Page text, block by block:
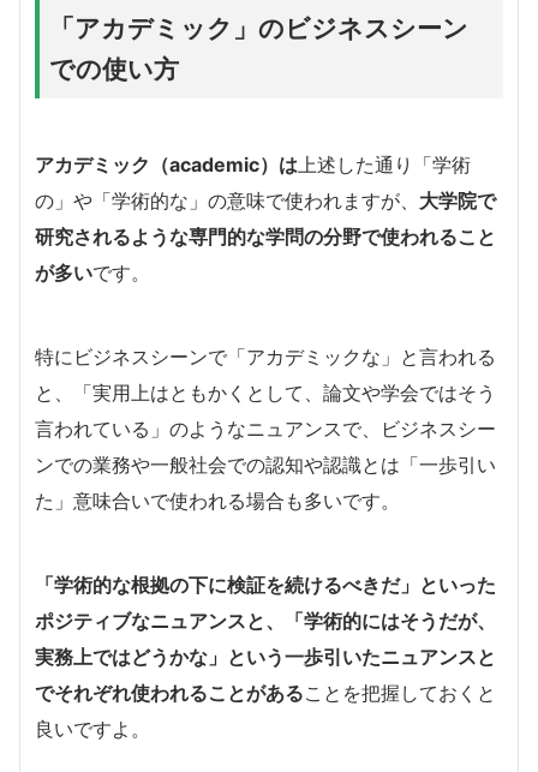
「アカデミック」のビジネスシーン
での使い方
アカデミック（academic）は上述した通り「学術
の」や「学術的な」の意味で使われますが、 大学院で
研究されるような専門的な学問の分野で使われること
が多いです。
特にビジネスシーンで「アカデミックな」と言われる
と、「実用上はともかくとして、論文や学会ではそう
言われている」のようなニュアンスで、ビジネスシー
ンでの業務や一般社会での認知や認識とは「一歩引い
た」意味合いで使われる場合も多いです。
「学術的な根拠の下に検証を続けるべきだ」といった
ポジティブなニュアンスと、「学術的にはそうだが、
実務上ではどうかな」という一歩引いたニュアンスと
でそれぞれ使われることがあることを把握しておくと
良いですよ。